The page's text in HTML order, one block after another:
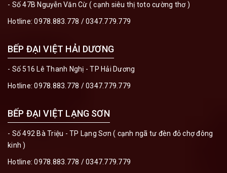
- Số 47B Nguyễn Văn Cừ ( cạnh siêu thị toto cường thơ )
Hotline:0978.883.778 /0347.779.779
BẾP ĐẠI VIỆT HẢI DƯƠNG
- Số 516 Lê Thanh Nghị - TP Hải Dương
Hotline:0978.883.778 /0347.779.779
BẾP ĐẠI VIỆT LẠNG SƠN
- Số 492 Bà Triệu - TP Lạng Sơn ( cạnh ngã tư đèn đỏ chợ đông
kinh )
Hotline:0978.883.778 /0347.779.779